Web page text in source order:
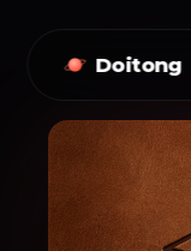
Doitong